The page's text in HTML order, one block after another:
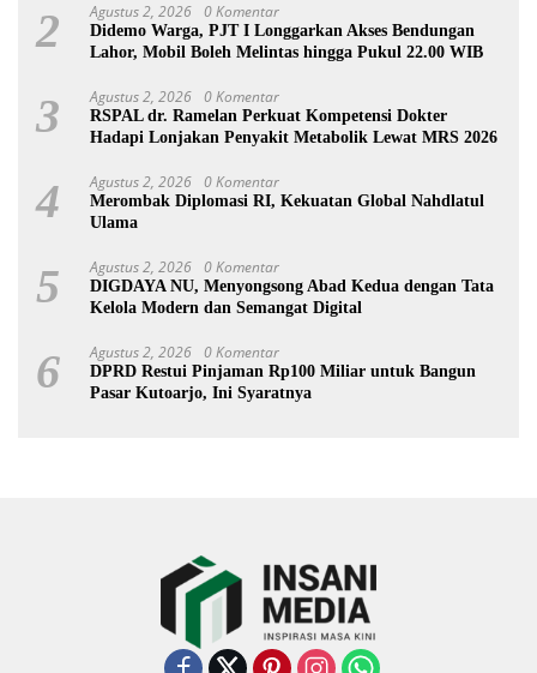
2 Agustus 2, 2026 0 Komentar
Didemo Warga, PJT I Longgarkan Akses Bendungan
Lahor, Mobil Boleh Melintas hingga Pukul 22.00 WIB
3 Agustus 2, 2026 0 Komentar
RSPAL dr. Ramelan Perkuat Kompetensi Dokter
Hadapi Lonjakan Penyakit Metabolik Lewat MRS 2026
4 Agustus 2, 2026 0 Komentar
Merombak Diplomasi RI, Kekuatan Global Nahdlatul
Ulama
5 Agustus 2, 2026 0 Komentar
DIGDAYA NU, Menyongsong Abad Kedua dengan Tata
Kelola Modern dan Semangat Digital
6 Agustus 2, 2026 0 Komentar
DPRD Restui Pinjaman Rp100 Miliar untuk Bangun
Pasar Kutoarjo, Ini Syaratnya